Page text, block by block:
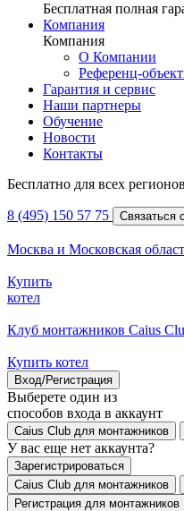
Бесплатная полная
Компания
Компания
О Компании
Референц-
Гарантия и сервис
Наши партнеры
Обучение
Новости
Контакты
Бесплатно для всех
8 (495) 150 57 75 Связаться
Москва и Московская
Купить
котел
Клуб монтажников Caius
Купить котел
Вход/Регистрация
Выберете один из
способов входа в аккаунт
Caius Club для монтажников
У вас еще нет аккаунта?
Зарегистрироваться
Caius Club для монтажников
Регистрация для монтажников